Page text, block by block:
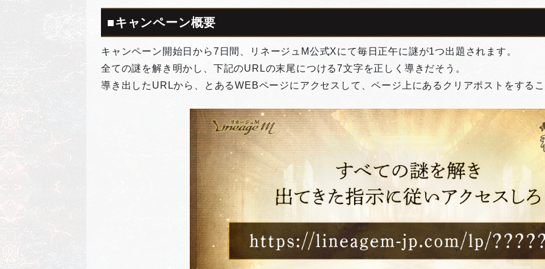
■キャンペーン概要
キャンペーン開始日から7日間、リネージュM公式Xにて毎日正午に謎が1つ出題されます。
全ての謎を解き明かし、下記のURLの末尾につける7文字を正しく導きだそう。
導き出したURLから、とあるWEBページにアクセスして、ページ上にあるクリアポストをする